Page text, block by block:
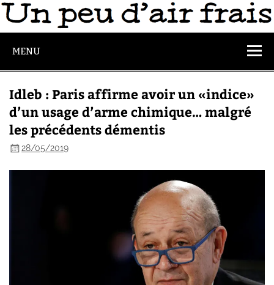
MENU
Idleb : Paris affirme avoir un «indice»
d’un usage d’arme chimique… malgré
les précédents démentis
28/05/2019